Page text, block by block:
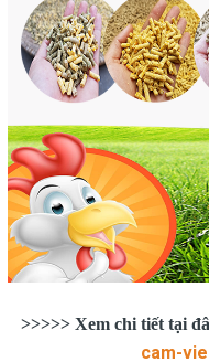
>>>>> Xem chi tiết tại
cam-